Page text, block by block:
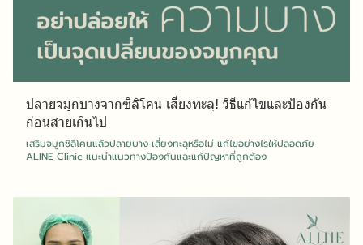
ปลายจมูกบางจากซิลิโคน เสี่ยงทะลุ! วิธีแก้ไขและป้องกัน
ก่อนสายเกินไป
เสริมจมูกซิลิโคนแล้วปลายบาง เสี่ยงทะลุหรือไม่ แก้ไขอย่างไรให้ปลอดภัย
ALINE Clinic แนะนำแนวทางป้องกันและแก้ปัญหาที่ถูกต้อง